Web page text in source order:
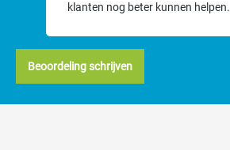
klanten nog beter kunnen helpen.
Beoordeling schrijven